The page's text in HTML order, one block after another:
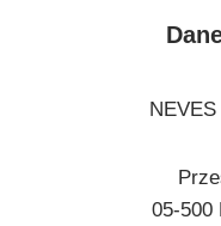
05-500